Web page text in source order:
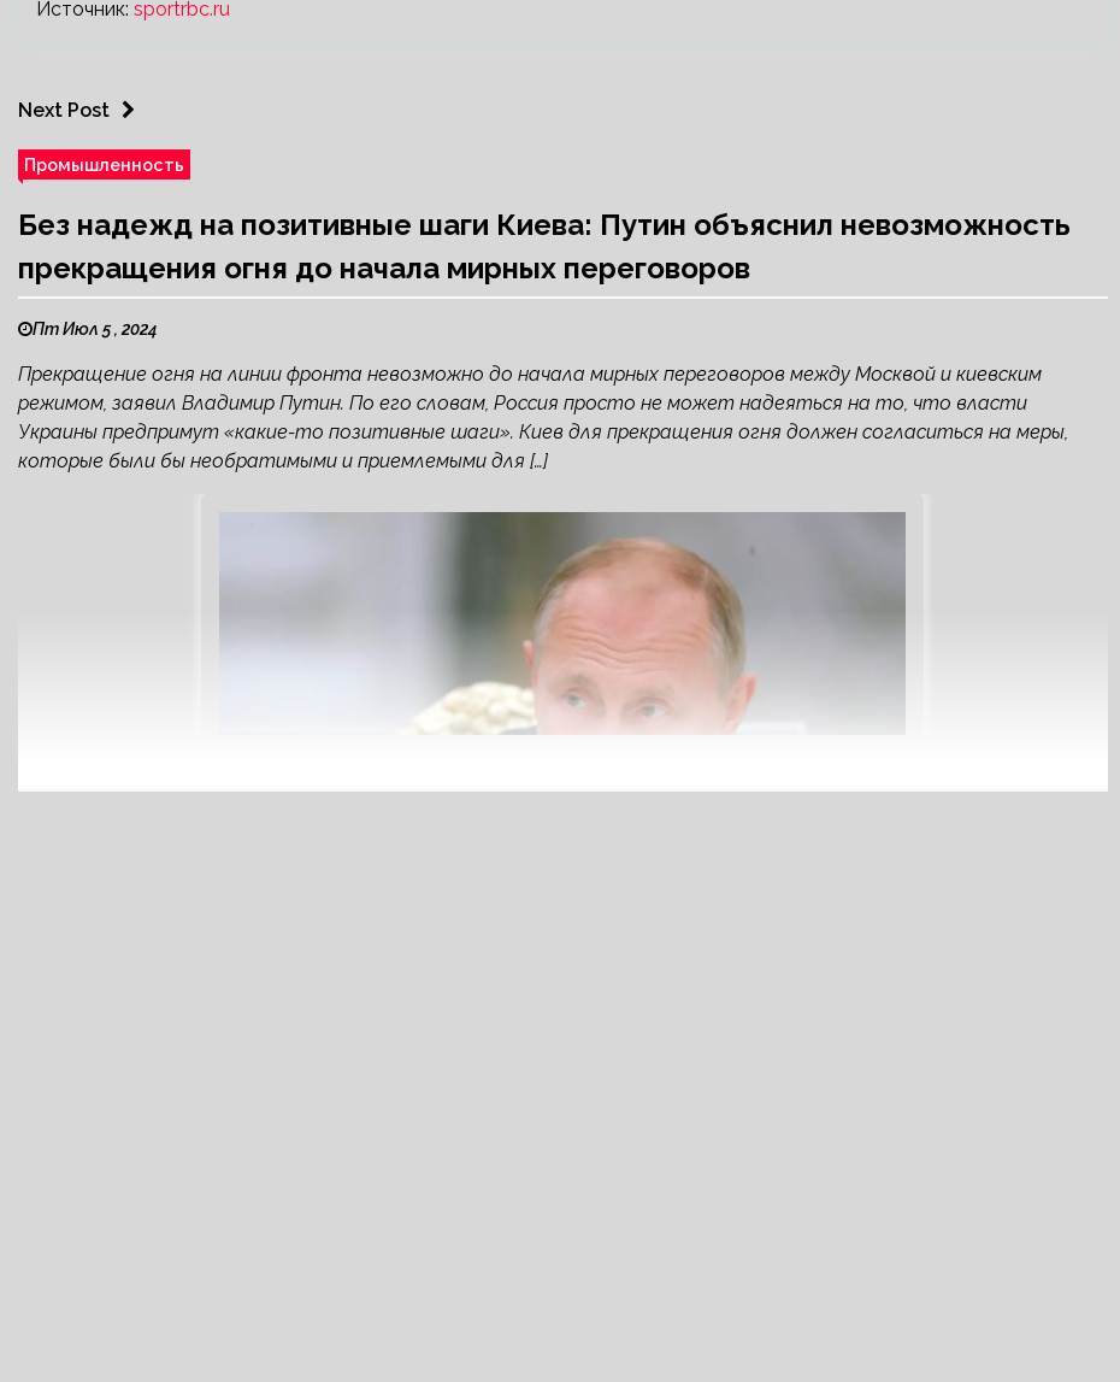
Источник: sportrbc.ru
Next Post
Промышленность
Без надежд на позитивные шаги Киева: Путин объяснил невозможность
прекращения огня до начала мирных переговоров
Пт Июл 5 , 2024
Прекращение огня на линии фронта невозможно до начала мирных переговоров между Москвой и киевским
режимом, заявил Владимир Путин. По его словам, Россия просто не может надеяться на то, что власти
Украины предпримут «какие-то позитивные шаги». Киев для прекращения огня должен согласиться на меры,
которые были бы необратимыми и приемлемыми для […]